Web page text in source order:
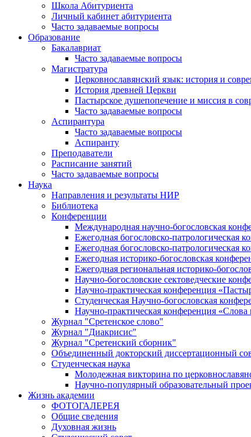
Школа Абитуриента
Личный кабинет абитуриента
Часто задаваемые вопросы
Образование
Бакалавриат
Часто задаваемые вопросы
Магистратура
Церковнославянский язык: история и
История древней Церкви
Пастырское душепопечение и миссия в
Часто задаваемые вопросы
Аспирантура
Часто задаваемые вопросы
Аспиранту
Преподаватели
Расписание занятий
Часто задаваемые вопросы
Наука
Направления и результаты НИР
Библиотека
Конференции
Международная научно-богословская
Ежегодная богословско-патрологическая
Ежегодная богословско-патрологическая
Ежегодная историко-богословская
Ежегодная региональная историко-
Научно-богословские сектоведческие
Научно-практическая конференция
Студенческая Научно-богословская
Научно-практическая конференция «Cлова
Журнал "Сретенское слово"
Журнал "Диакрисис"
Журнал "Сретенский сборник"
Объединенный докторский диссертационный
Студенческая наука
Молодежная викторина по
Научно-популярный образовательный
Жизнь академии
ФОТОГАЛЕРЕЯ
Общие сведения
Духовная жизнь